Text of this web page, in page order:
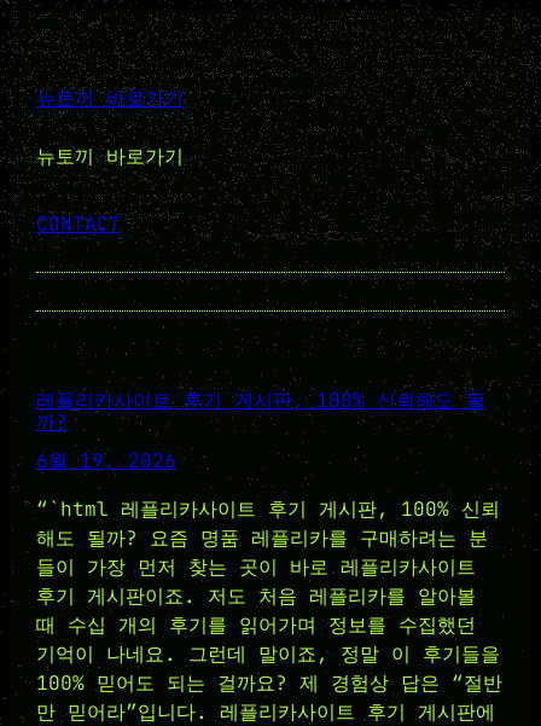
콘
텐
츠
로
바
로
가
기
뉴토끼 바로가기
뉴토끼 바로가기
CONTACT
레플리카사이트 후기 게시판, 100% 신뢰해도 될
까?
6월 19, 2026
“`html 레플리카사이트 후기 게시판, 100% 신뢰
해도 될까? 요즘 명품 레플리카를 구매하려는 분
들이 가장 먼저 찾는 곳이 바로 레플리카사이트
후기 게시판이죠. 저도 처음 레플리카를 알아볼
때 수십 개의 후기를 읽어가며 정보를 수집했던
기억이 나네요. 그런데 말이죠, 정말 이 후기들을
100% 믿어도 되는 걸까요? 제 경험상 답은 “절반
만 믿어라”입니다. 레플리카사이트 후기 게시판에